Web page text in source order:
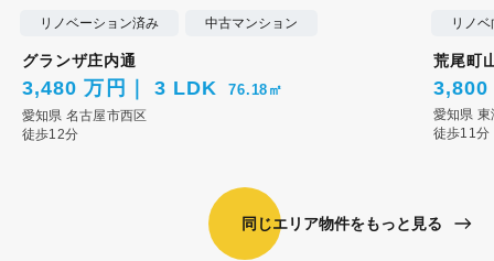
リノベーション済み 中古マンション
グランザ庄内通
3,480 万円 3 LDK 76.18㎡
愛知県 名古屋市西区
徒歩12分
リノ
荒尾町
3,800
愛知県 東
徒歩11分
同じエリア物件をもっと見る